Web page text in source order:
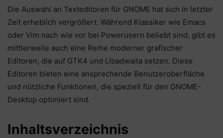
Die Auswahl an Texteditoren für GNOME hat sich in letzter
Zeit erheblich vergrößert. Während Klassiker wie Emacs
oder Vim nach wie vor bei Powerusern beliebt sind, gibt es
mittlerweile auch eine Reihe moderner grafischer
Editoren, die auf GTK4 und Libadwaita setzen. Diese
Editoren bieten eine ansprechende Benutzeroberfläche
und nützliche Funktionen, die speziell für den GNOME-
Desktop optimiert sind.
Inhaltsverzeichnis